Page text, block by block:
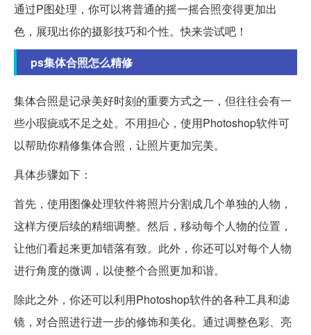
通过P图处理，你可以将普通的摇一摇合照变得更加出
色，展现出你的摄影技巧和个性。快来尝试吧！
ps集体合照怎么精修
集体合照是记录美好时刻的重要方式之一，但往往会有一
些小瑕疵或不足之处。不用担心，使用Photoshop软件可
以帮助你精修集体合照，让照片更加完美。
具体步骤如下：
首先，使用图像处理软件将照片分割成几个单独的人物，
这样方便后续的精细调整。然后，移动每个人物的位置，
让他们看起来更加错落有致。此外，你还可以对每个人物
进行角度的微调，以使整个合照更加和谐。
除此之外，你还可以利用Photoshop软件的各种工具和滤
镜，对合照进行进一步的修饰和美化。通过调整色彩、亮